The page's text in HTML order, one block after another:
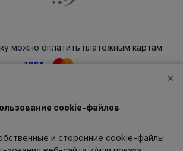
можно оплатить платежным картам
×
cookie-файлов
и сторонние cookie-файлы